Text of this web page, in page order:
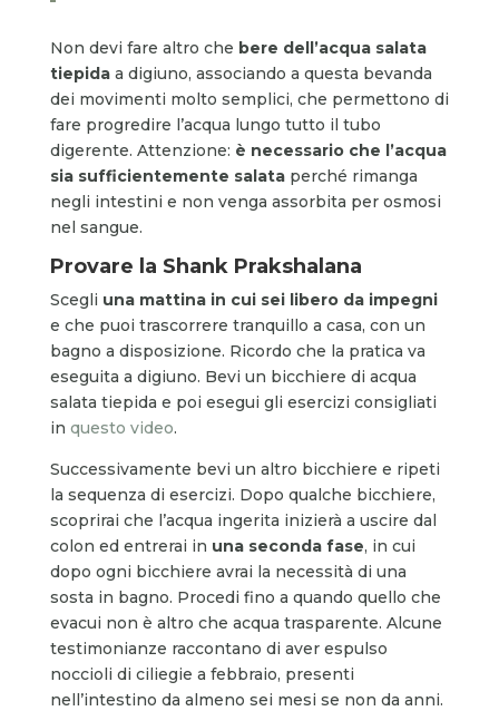
Non devi fare altro che bere dell’acqua salata
tiepidaa digiuno, associando a questa bevanda
dei movimenti molto semplici, che permettono di
fare progredire l’acqua lungo tutto il tubo
digerente. Attenzione: è necessario che l’acqua
sia sufficientemente salataperché rimanga
negli intestini e non venga assorbita per osmosi
nel sangue.
Provare la Shank Prakshalana
Scegli una mattina in cui sei libero da impegni
e che puoi trascorrere tranquillo a casa, con un
bagno a disposizione. Ricordo che la pratica va
eseguita a digiuno. Bevi un bicchiere di acqua
salata tiepida e poi esegui gli esercizi consigliati
in questo video.
Successivamente bevi un altro bicchiere e ripeti
la sequenza di esercizi. Dopo qualche bicchiere,
scoprirai che l’acqua ingerita inizierà a uscire dal
colon ed entrerai in una seconda fase, in cui
dopo ogni bicchiere avrai la necessità di una
sosta in bagno. Procedi fino a quando quello che
evacui non è altro che acqua trasparente. Alcune
testimonianze raccontano di aver espulso
noccioli di ciliegie a febbraio, presenti
nell’intestino da almeno sei mesi se non da anni.